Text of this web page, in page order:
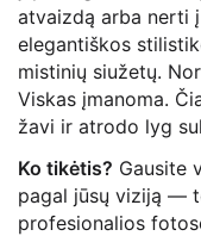
atvaizdą arba nerti
elegantiškos
mistinių siužetų.
Viskas įmanoma.
žavi ir atrodo lyg
Ko tikėtis? Gausite
pagal jūsų viziją —
profesionalios